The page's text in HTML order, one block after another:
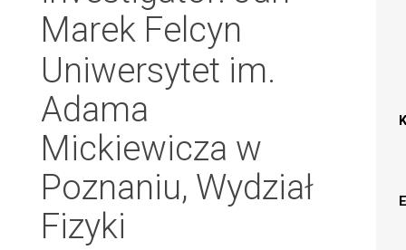
Marek Felcyn
Uniwersytet im.
Adama
Mickiewicza w
Poznaniu, Wydział
Fizyki